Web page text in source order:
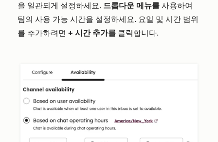
을 일관되게 설정하세요. 드롭다운 메뉴를 사용하여
팀의 사용 가능 시간을 설정하세요. 요일 및 시간 범위
를 추가하려면 + 시간 추가를 클릭합니다.